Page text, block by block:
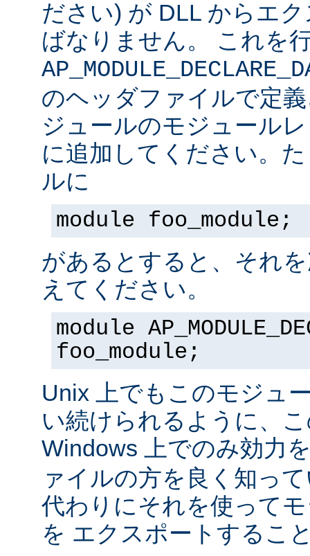
ださい) が DLL からエ
ばなりません。 これを
のヘッダファイルで定
ジュールのモジュール
に追加してください。
ルに
module foo_module;
があるとすると、それ
えてください。
module
foo_module;
Unix 上でもこのモジュ
い続けられるように、
Windows 上でのみ効力
ァイルの方を良く知っ
代わりにそれを使って
を エクスポートするこ